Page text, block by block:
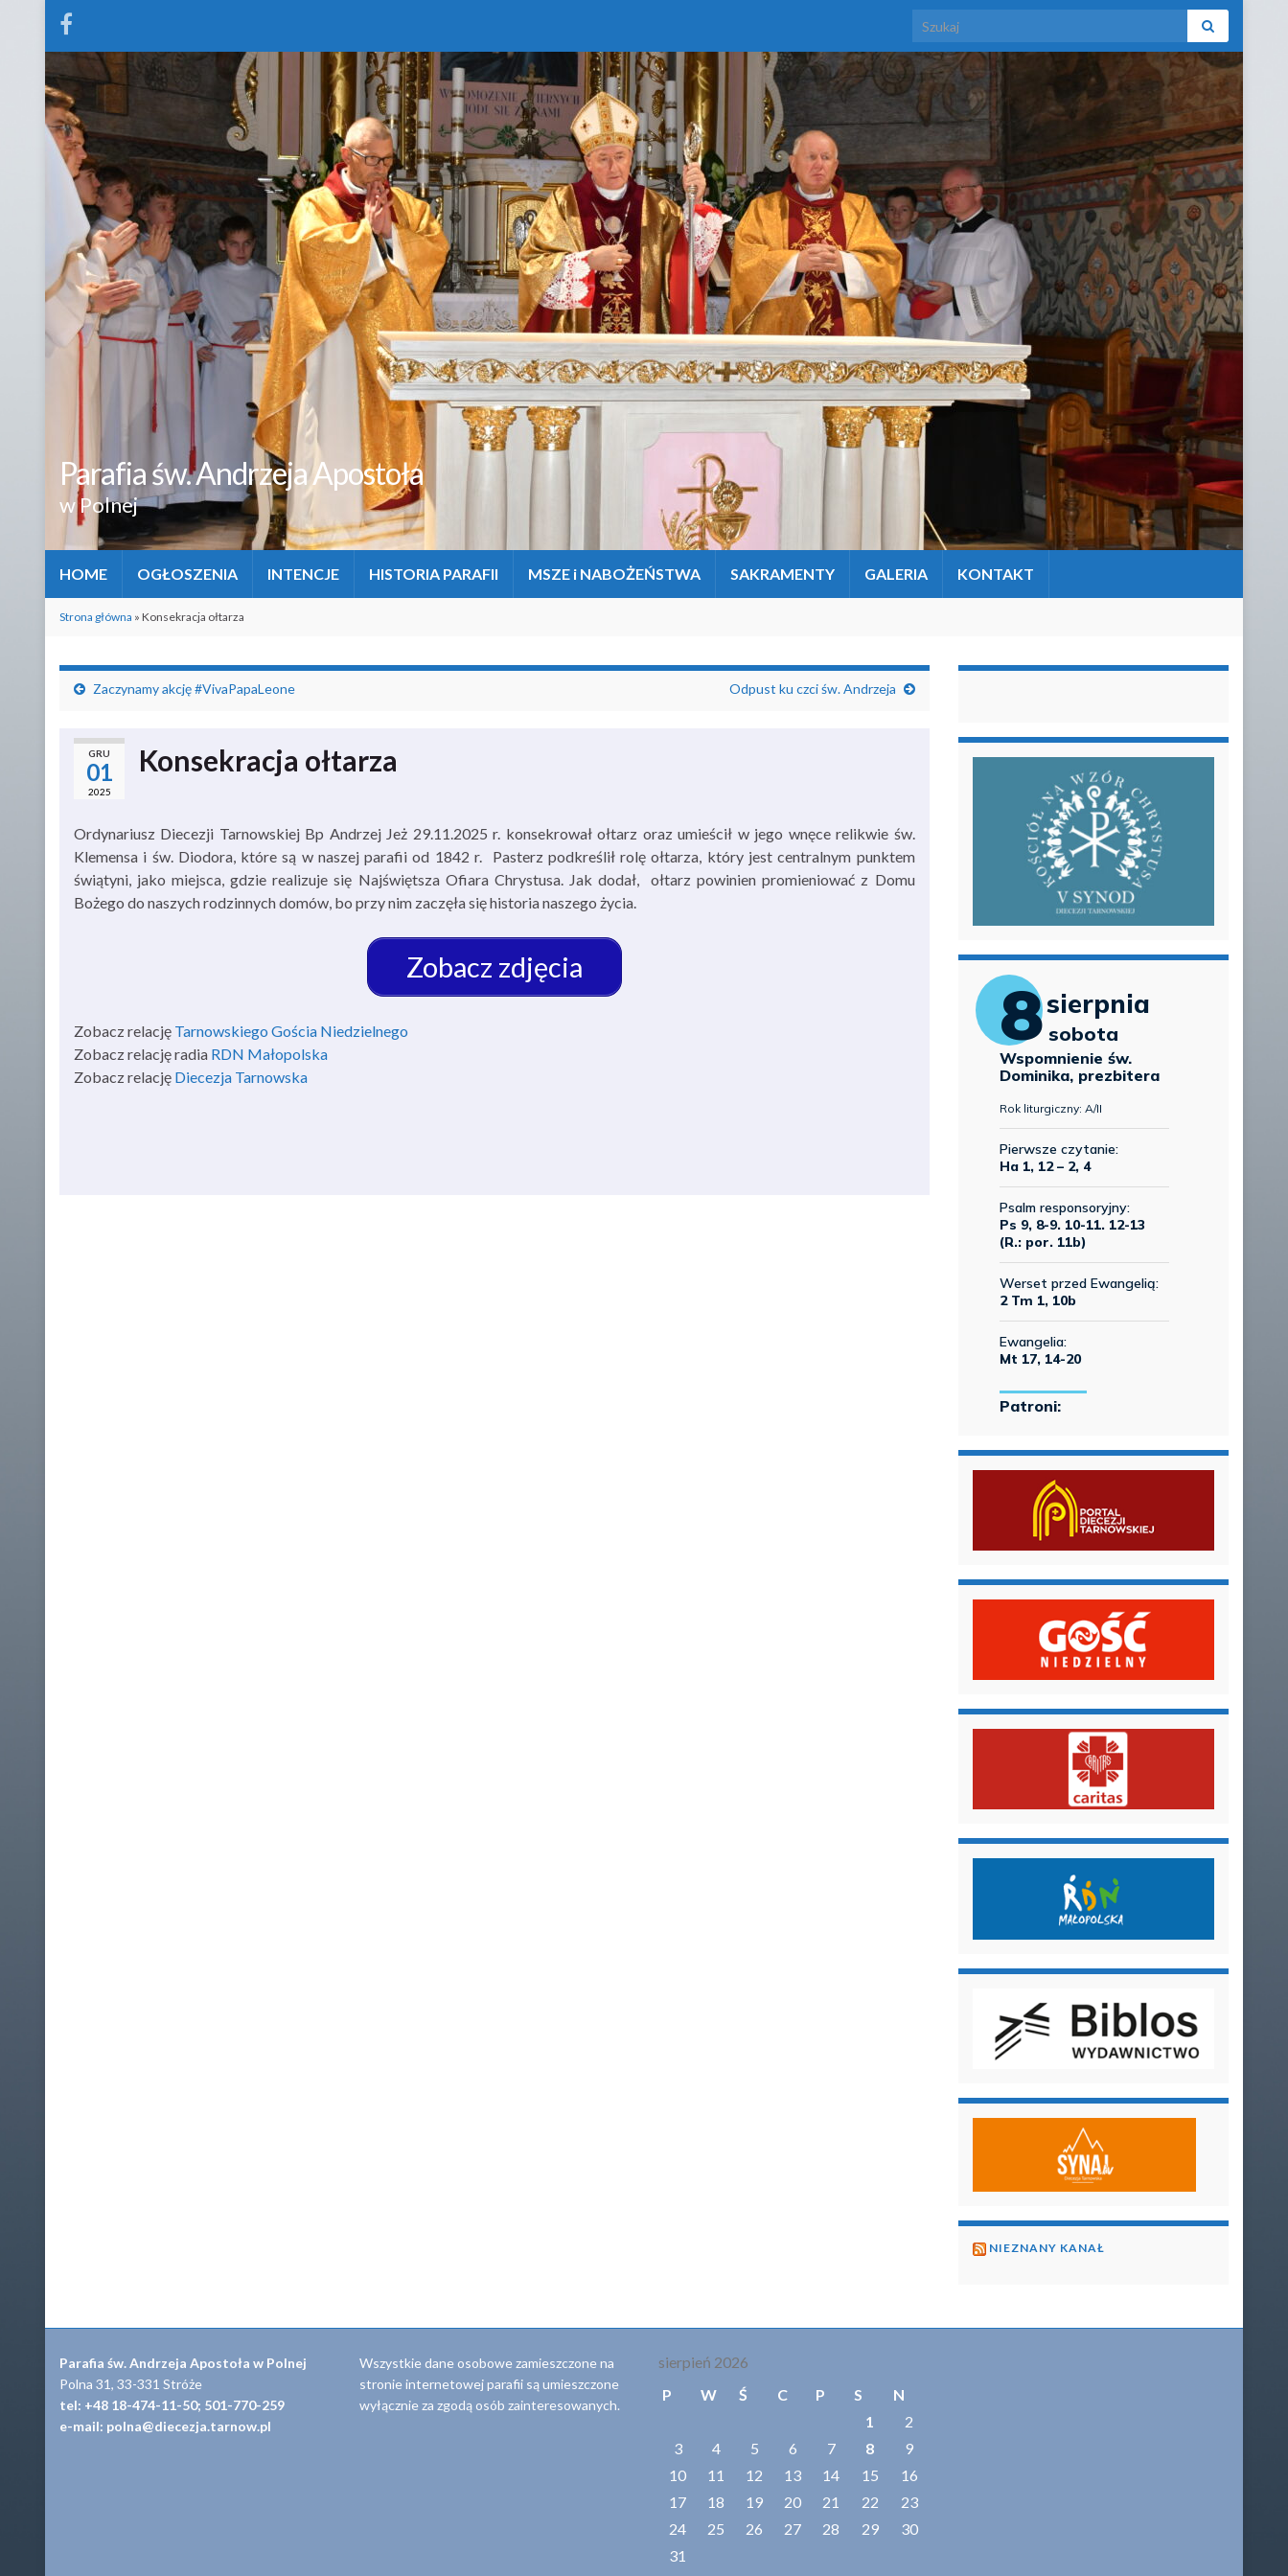
Search for:
Parafia św. Andrzeja Apostoła
w Polnej
HOME OGŁOSZENIA INTENCJE HISTORIA PARAFII MSZE i NABOŻEŃSTWA SAKRAMENTY GALERIA KONTAKT
Strona główna » Konsekracja ołtarza
Zaczynamy akcję #VivaPapaLeone Odpust ku czci św. Andrzeja
GRU
01
2025
Konsekracja ołtarza
Ordynariusz Diecezji Tarnowskiej Bp Andrzej Jeż 29.11.2025 r. konsekrował ołtarz oraz umieścił w jego wnęce relikwie św.
Klemensa i św. Diodora, które są w naszej parafii od 1842 r. Pasterz podkreślił rolę ołtarza, który jest centralnym punktem
świątyni, jako miejsca, gdzie realizuje się Najświętsza Ofiara Chrystusa. Jak dodał, ołtarz powinien promieniować z Domu
Bożego do naszych rodzinnych domów, bo przy nim zaczęła się historia naszego życia.
Zobacz zdjęcia
Zobacz relację Tarnowskiego Gościa Niedzielnego
Zobacz relację radia RDN Małopolska
Zobacz relację Diecezja Tarnowska
NIEZNANY KANAŁ
Parafia św. Andrzeja Apostoła w Polnej
Polna 31, 33-331 Stróże
tel: +48 18-474-11-50; 501-770-259
e-mail: polna@diecezja.tarnow.pl
Wszystkie dane osobowe zamieszczone na
stronie internetowej parafii są umieszczone
wyłącznie za zgodą osób zainteresowanych.
sierpień 2026
P
W Ś C P S
N
1
2
3
4 5 6 7 8
9
10
11 12 13 14 15
16
17
18 19 20 21 22
23
24
25 26 27 28 29
30
31